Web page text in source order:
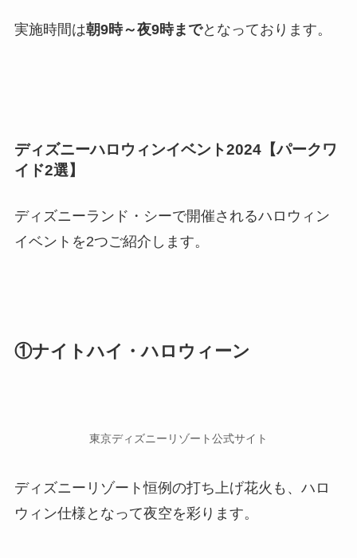
実施時間は朝9時～夜9時までとなっております。
ディズニーハロウィンイベント2024【パークワ
イド2選】
ディズニーランド・シーで開催されるハロウィン
イベントを2つご紹介します。
①ナイトハイ・ハロウィーン
東京ディズニーリゾート公式サイト
ディズニーリゾート恒例の打ち上げ花火も、ハロ
ウィン仕様となって夜空を彩ります。